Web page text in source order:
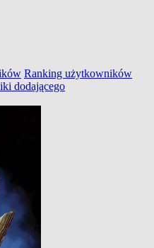
Ranking użytkowników
dodającego